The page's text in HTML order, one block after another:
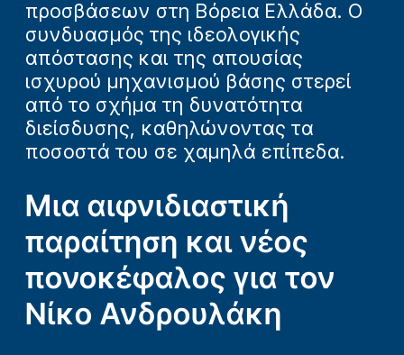
προσβάσεων στη Βόρεια Ελλάδα. Ο
συνδυασμός της ιδεολογικής
απόστασης και της απουσίας
ισχυρού μηχανισμού βάσης στερεί
από το σχήμα τη δυνατότητα
διείσδυσης, καθηλώνοντας τα
ποσοστά του σε χαμηλά επίπεδα.
Μια αιφνιδιαστική
παραίτηση και νέος
πονοκέφαλος για τον
Νίκο Ανδρουλάκη